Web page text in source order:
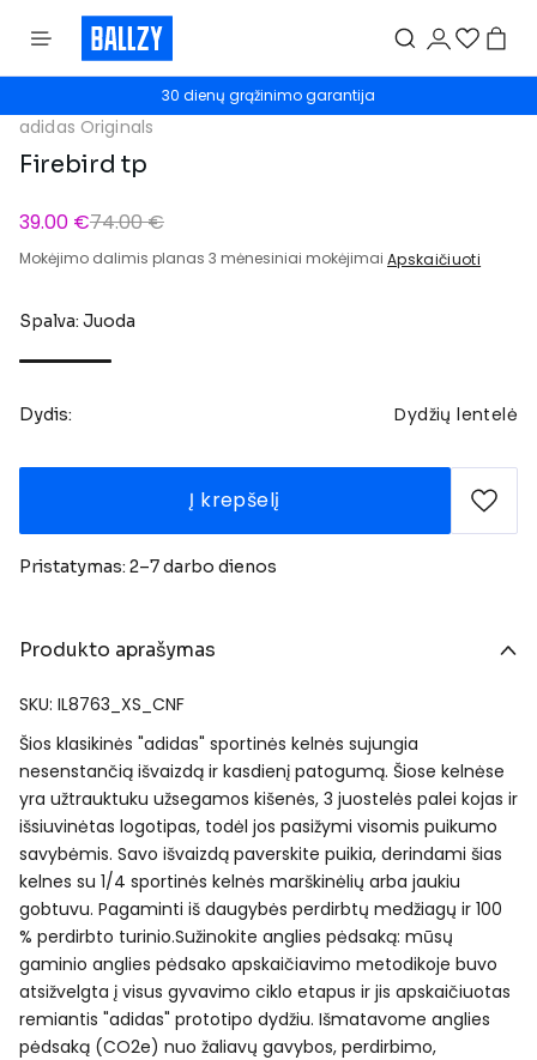
30 dienų grąžinimo garantija
adidas Originals
Firebird tp
39.00 €74.00 €
Mokėjimo dalimis planas 3 mėnesiniai mokėjimai Apskaičiuoti
Spalva: Juoda
Dydis: Dydžių lentelė
Į krepšelį
Pristatymas: 2–7 darbo dienos
Produkto aprašymas
SKU: IL8763_XS_CNF
Šios klasikinės "adidas" sportinės kelnės sujungia
nesenstančią išvaizdą ir kasdienį patogumą. Šiose kelnėse
yra užtrauktuku užsegamos kišenės, 3 juostelės palei kojas ir
išsiuvinėtas logotipas, todėl jos pasižymi visomis puikumo
savybėmis. Savo išvaizdą paverskite puikia, derindami šias
kelnes su 1/4 sportinės kelnės marškinėlių arba jaukiu
gobtuvu. Pagaminti iš daugybės perdirbtų medžiagų ir 100
% perdirbto turinio.Sužinokite anglies pėdsaką: mūsų
gaminio anglies pėdsako apskaičiavimo metodikoje buvo
atsižvelgta į visus gyvavimo ciklo etapus ir jis apskaičiuotas
remiantis "adidas" prototipo dydžiu. Išmatavome anglies
pėdsaką (CO2e) nuo žaliavų gavybos, perdirbimo,